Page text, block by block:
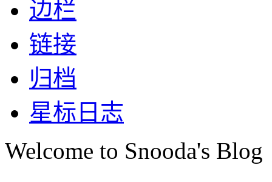
边栏
链接
归档
星标日志
Welcome to Snooda's Blog